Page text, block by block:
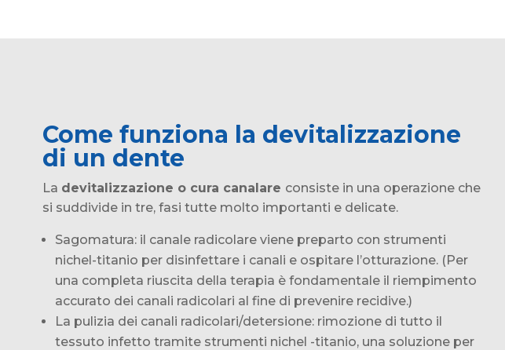
Come funziona la devitalizzazione
di un dente
La devitalizzazione o cura canalare consiste in una operazione che
si suddivide in tre, fasi tutte molto importanti e delicate.
Sagomatura: il canale radicolare viene preparto con strumenti
nichel-titanio per disinfettare i canali e ospitare l’otturazione. (Per
una completa riuscita della terapia è fondamentale il riempimento
accurato dei canali radicolari al fine di prevenire recidive.)
La pulizia dei canali radicolari/detersione: rimozione di tutto il
tessuto infetto tramite strumenti nichel -titanio, una soluzione per